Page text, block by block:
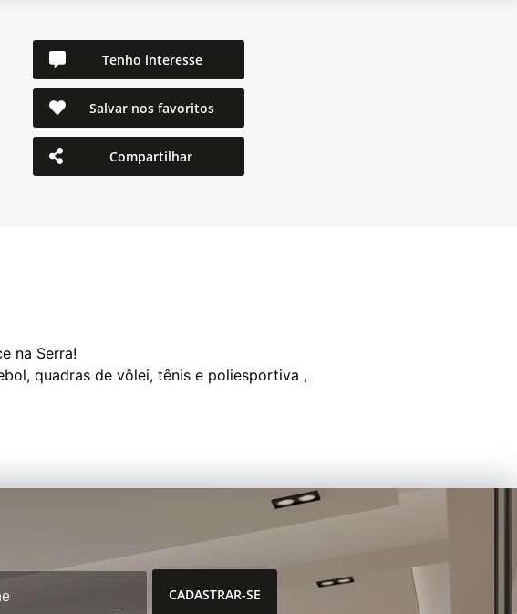
Tenho interesse
Salvar nos favoritos
Compartilhar
na Serra!
quadras de vôlei, tênis e poliesportiva ,
CADASTRAR-SE